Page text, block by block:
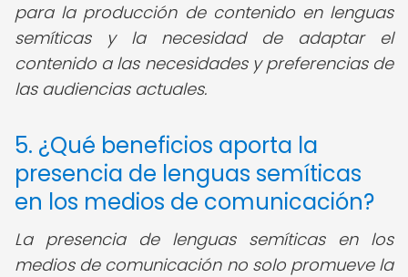
para la producción de contenido en lenguas
semíticas y la necesidad de adaptar el
contenido a las necesidades y preferencias de
las audiencias actuales.
5. ¿Qué beneficios aporta la
presencia de lenguas semíticas
en los medios de comunicación?
La presencia de lenguas semíticas en los
medios de comunicación no solo promueve la